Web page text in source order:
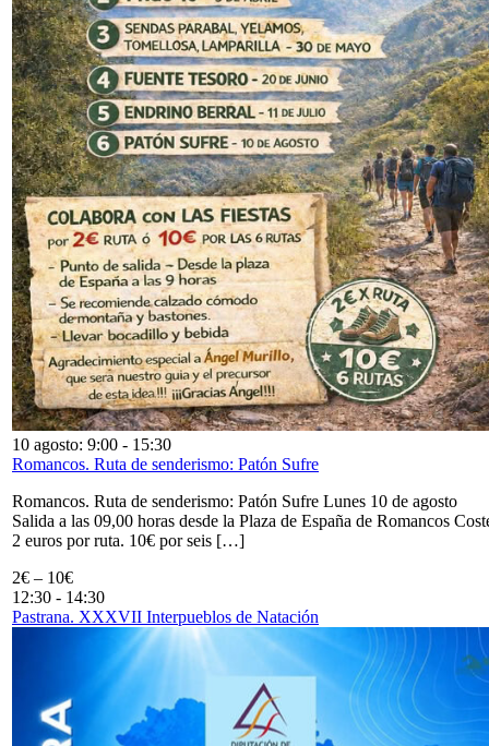
10 agosto: 9:00 - 15:30
Romancos. Ruta de senderismo: Patón Sufre
Romancos. Ruta de senderismo: Patón Sufre Lunes 10 de agosto
Salida a las 09,00 horas desde la Plaza de España de Romancos
2 euros por ruta. 10€ por seis […]
2€ – 10€
12:30 - 14:30
Pastrana. XXXVII Interpueblos de Natación